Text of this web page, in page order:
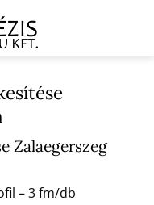
Zalaegerszeg
– 3 fm/db